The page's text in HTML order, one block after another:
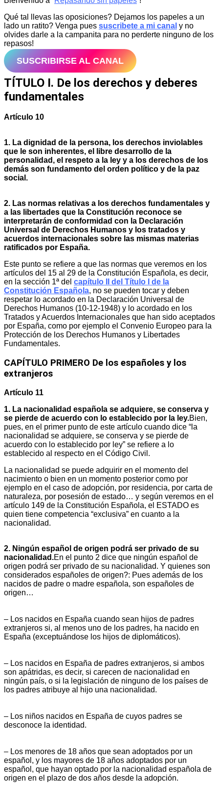
Qué tal llevas las oposiciones? Dejamos los papeles a un
lado un ratito? Venga pues suscribete a mi canal y no
olvides darle a la campanita para no perderte ninguno de los
repasos!
SUSCRIBIRSE AL CANAL
TÍTULO I. De los derechos y deberes
fundamentales
Artículo 10
1. La dignidad de la persona, los derechos inviolables
que le son inherentes, el libre desarrollo de la
personalidad, el respeto a la ley y a los derechos de los
demás son fundamento del orden político y de la paz
social.
2. Las normas relativas a los derechos fundamentales y
a las libertades que la Constitución reconoce se
interpretarán de conformidad con la Declaración
Universal de Derechos Humanos y los tratados y
acuerdos internacionales sobre las mismas materias
ratificados por España.
Este punto se refiere a que las normas que veremos en los
artículos del 15 al 29 de la Constitución Española, es decir,
en la sección 1ª del capítulo II del Título I de la
Constitución Española, no se pueden tocar y deben
respetar lo acordado en la Declaración Universal de
Derechos Humanos (10-12-1948) y lo acordado en los
Tratados y Acuerdos Internacionales que han sido aceptados
por España, como por ejemplo el Convenio Europeo para la
Protección de los Derechos Humanos y Libertades
Fundamentales.
CAPÍTULO PRIMERO De los españoles y los
extranjeros
Artículo 11
1. La nacionalidad española se adquiere, se conserva y
se pierde de acuerdo con lo establecido por la ley.Bien,
pues, en el primer punto de este artículo cuando dice “la
nacionalidad se adquiere, se conserva y se pierde de
acuerdo con lo establecido por ley” se refiere a lo
establecido al respecto en el Código Civil.
La nacionalidad se puede adquirir en el momento del
nacimiento o bien en un momento posterior como por
ejemplo en el caso de adopción, por residencia, por carta de
naturaleza, por posesión de estado… y según veremos en el
artículo 149 de la Constitución Española, el ESTADO es
quien tiene competencia “exclusiva” en cuanto a la
nacionalidad.
2. Ningún español de origen podrá ser privado de su
nacionalidad.En el punto 2 dice que ningún español de
origen podrá ser privado de su nacionalidad. Y quienes son
considerados españoles de origen?: Pues además de los
nacidos de padre o madre española, son españoles de
origen…
– Los nacidos en España cuando sean hijos de padres
extranjeros si, al menos uno de los padres, ha nacido en
España (exceptuándose los hijos de diplomáticos).
– Los nacidos en España de padres extranjeros, si ambos
son apátridas, es decir, si carecen de nacionalidad en
ningún país, o si la legislación de ninguno de los países de
los padres atribuye al hijo una nacionalidad.
– Los niños nacidos en España de cuyos padres se
desconoce la identidad.
– Los menores de 18 años que sean adoptados por un
español, y los mayores de 18 años adoptados por un
español, que hayan optado por la nacionalidad española de
origen en el plazo de dos años desde la adopción.